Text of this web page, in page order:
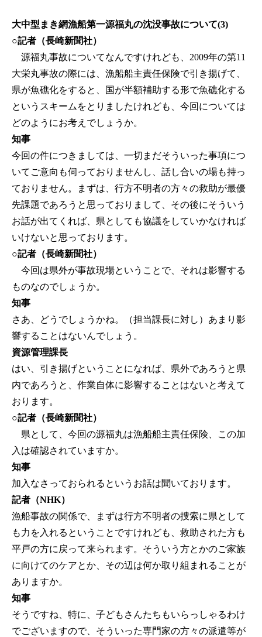
大中型まき網漁船第一源福丸の沈没事故について(3)
○記者（長崎新聞社）
源福丸事故についてなんですけれども、2009年の第11
大栄丸事故の際には、漁船船主責任保険で引き揚げて、
県が魚礁化をすると、国が半額補助する形で魚礁化する
というスキームをとりましたけれども、今回については
どのようにお考えでしょうか。
知事
今回の件につきましては、一切まだそういった事項につ
いてご意向も伺っておりませんし、話し合いの場も持っ
ておりません。まずは、行方不明者の方々の救助が最優
先課題であろうと思っておりまして、その後にそういう
お話が出てくれば、県としても協議をしていかなければ
いけないと思っております。
○記者（長崎新聞社）
今回は県外が事故現場ということで、それは影響する
ものなのでしょうか。
知事
さあ、どうでしょうかね。（担当課長に対し）あまり影
響することはないんでしょう。
資源管理課長
はい、引き揚げということになれば、県外であろうと県
内であろうと、作業自体に影響することはないと考えて
おります。
○記者（長崎新聞社）
県として、今回の源福丸は漁船船主責任保険、この加
入は確認されていますか。
知事
加入なさっておられるというお話は聞いております。
記者（NHK）
漁船事故の関係で、まずは行方不明者の捜索に県として
も力を入れるということですけれども、救助された方も
平戸の方に戻って来られます。そういう方とかのご家族
に向けてのケアとか、その辺は何か取り組まれることが
ありますか。
知事
そうですね、特に、子どもさんたちもいらっしゃるわけ
でございますので、そういった専門家の方々の派遣等が